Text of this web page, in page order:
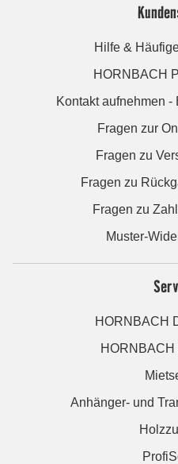
Hilfe &
HORNBACH
Kontakt aufnehmen
Fragen zur
Fragen zu
Fragen zu
Fragen zu
Muster-
HORNBACH
Anhänger- und